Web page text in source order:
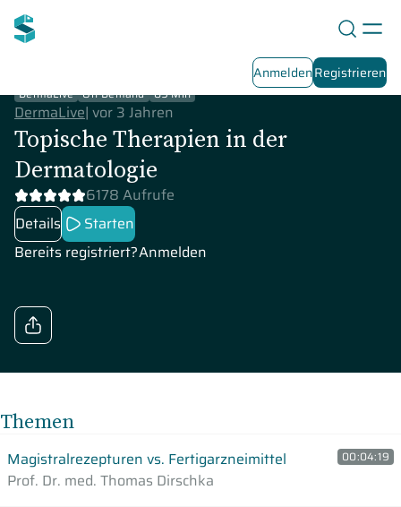
AnmeldenRegistrieren
DermaLive On-Demand 89 Min
DermaLive| vor 3 Jahren
Topische Therapien in der
Dermatologie
6178 Aufrufe
Details
Starten
Bereits registriert?Anmelden
Themen
Magistralrezepturen vs. Fertigarzneimittel
Prof. Dr. med. Thomas Dirschka
00:04:19